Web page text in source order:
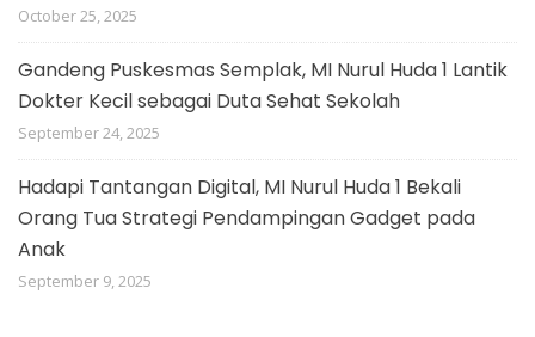
October 25, 2025
Gandeng Puskesmas Semplak, MI Nurul Huda 1 Lantik
Dokter Kecil sebagai Duta Sehat Sekolah
September 24, 2025
Hadapi Tantangan Digital, MI Nurul Huda 1 Bekali
Orang Tua Strategi Pendampingan Gadget pada
Anak
September 9, 2025